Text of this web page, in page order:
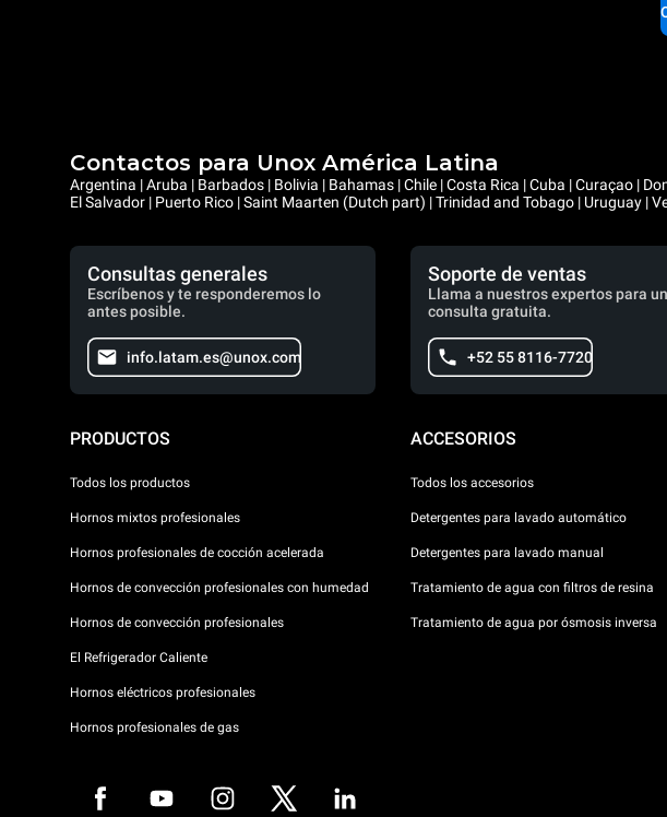
Contactos para Unox América Latina
Argentina | Aruba | Barbados | Bolivia | Bahamas | Chile | Costa Rica | Cuba | Curaçao |
El Salvador | Puerto Rico | Saint Maarten (Dutch part) | Trinidad and Tobago | Uruguay |
Consultas generales
Escríbenos y te responderemos lo
antes posible.
info.latam.es@unox.com
Soporte de ventas
Llama a nuestros expertos para
consulta gratuita.
+52 55 8116-7720
PRODUCTOS
Todos los productos
Hornos mixtos profesionales
Hornos profesionales de cocción acelerada
Hornos de convección profesionales con humedad
Hornos de convección profesionales
El Refrigerador Caliente
Hornos eléctricos profesionales
Hornos profesionales de gas
ACCESORIOS
Todos los accesorios
Detergentes para lavado automático
Detergentes para lavado manual
Tratamiento de agua con filtros de resina
Tratamiento de agua por ósmosis inversa